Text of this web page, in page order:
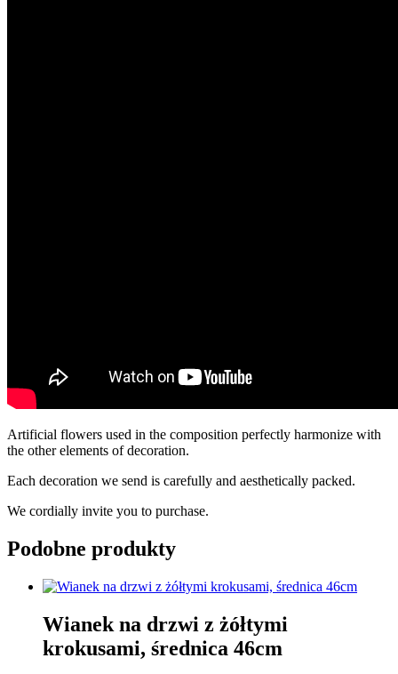
Artificial flowers used in the composition perfectly harmonize with
the other elements of decoration.
Each decoration we send is carefully and aesthetically packed.
We cordially invite you to purchase.
Podobne produkty
Wianek na drzwi z żółtymi
krokusami, średnica 46cm